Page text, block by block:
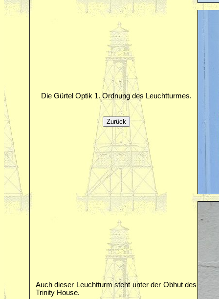
Die Gürtel Optik 1. Ordnung des Leuchtturmes.
Auch dieser Leuchtturm steht unter der Obhut des
Trinity House.